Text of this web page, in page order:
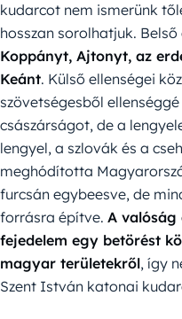
kudarcot nem ismerünk
hosszan sorolhatjuk.
Koppányt, Ajtonyt, az
Keánt. Külső ellenségei
szövetségesből
császárságot, de a
lengyel, a szlovák és a
meghódította
furcsán egybeesve, de
forrásra építve. A valóság
fejedelem egy betörést
magyar területekről, így
Szent István katonai